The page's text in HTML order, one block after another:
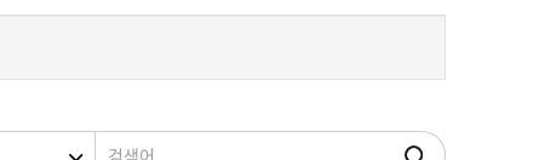
검색어